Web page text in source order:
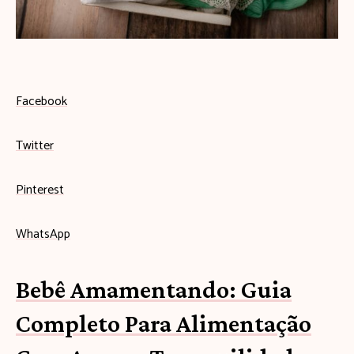
s
e
b
e
ê
c
m
e
ç
Facebook
Twitter
Pinterest
WhatsApp
Bebê Amamentando: Guia
Completo Para Alimentação